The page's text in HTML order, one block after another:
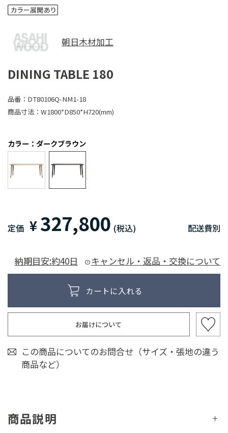
朝日木材加工
DINING TABLE 180
品番： DT80106Q-NM1-18
商品寸法： W1800*D850*H720(mm)
カラー：ダークブラウン
定価 ¥327,800 (税込) 配送費別
納期目安:約40日 キャンセル・返品・交換について
お届けについて
この商品についてのお問合せ（サイズ・張地の違う
商品など）
商品説明